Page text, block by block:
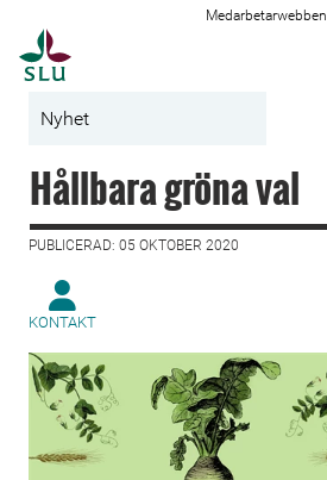
Medarbetarwebben
Nyhet
Hållbara gröna val
PUBLICERAD: 05 OKTOBER 2020
KONTAKT